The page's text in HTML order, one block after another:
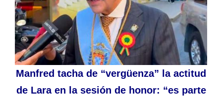
Manfred tacha de “vergüenza” la actitud
de Lara en la sesión de honor: “es parte